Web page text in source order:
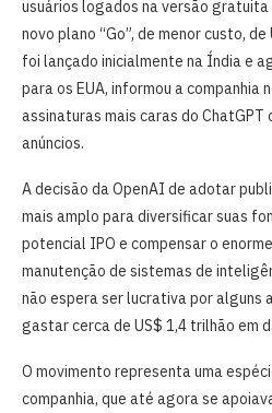
usuários logados na versão gratuita
novo plano “Go”, de menor custo,
foi lançado inicialmente na Índia e
para os EUA, informou a companhia
assinaturas mais caras do ChatGPT
anúncios.
A decisão da OpenAI de adotar
mais amplo para diversificar suas
potencial IPO e compensar o
manutenção de sistemas de
não espera ser lucrativa por alguns
gastar cerca de US$ 1,4 trilhão em
O movimento representa uma
companhia, que até agora se